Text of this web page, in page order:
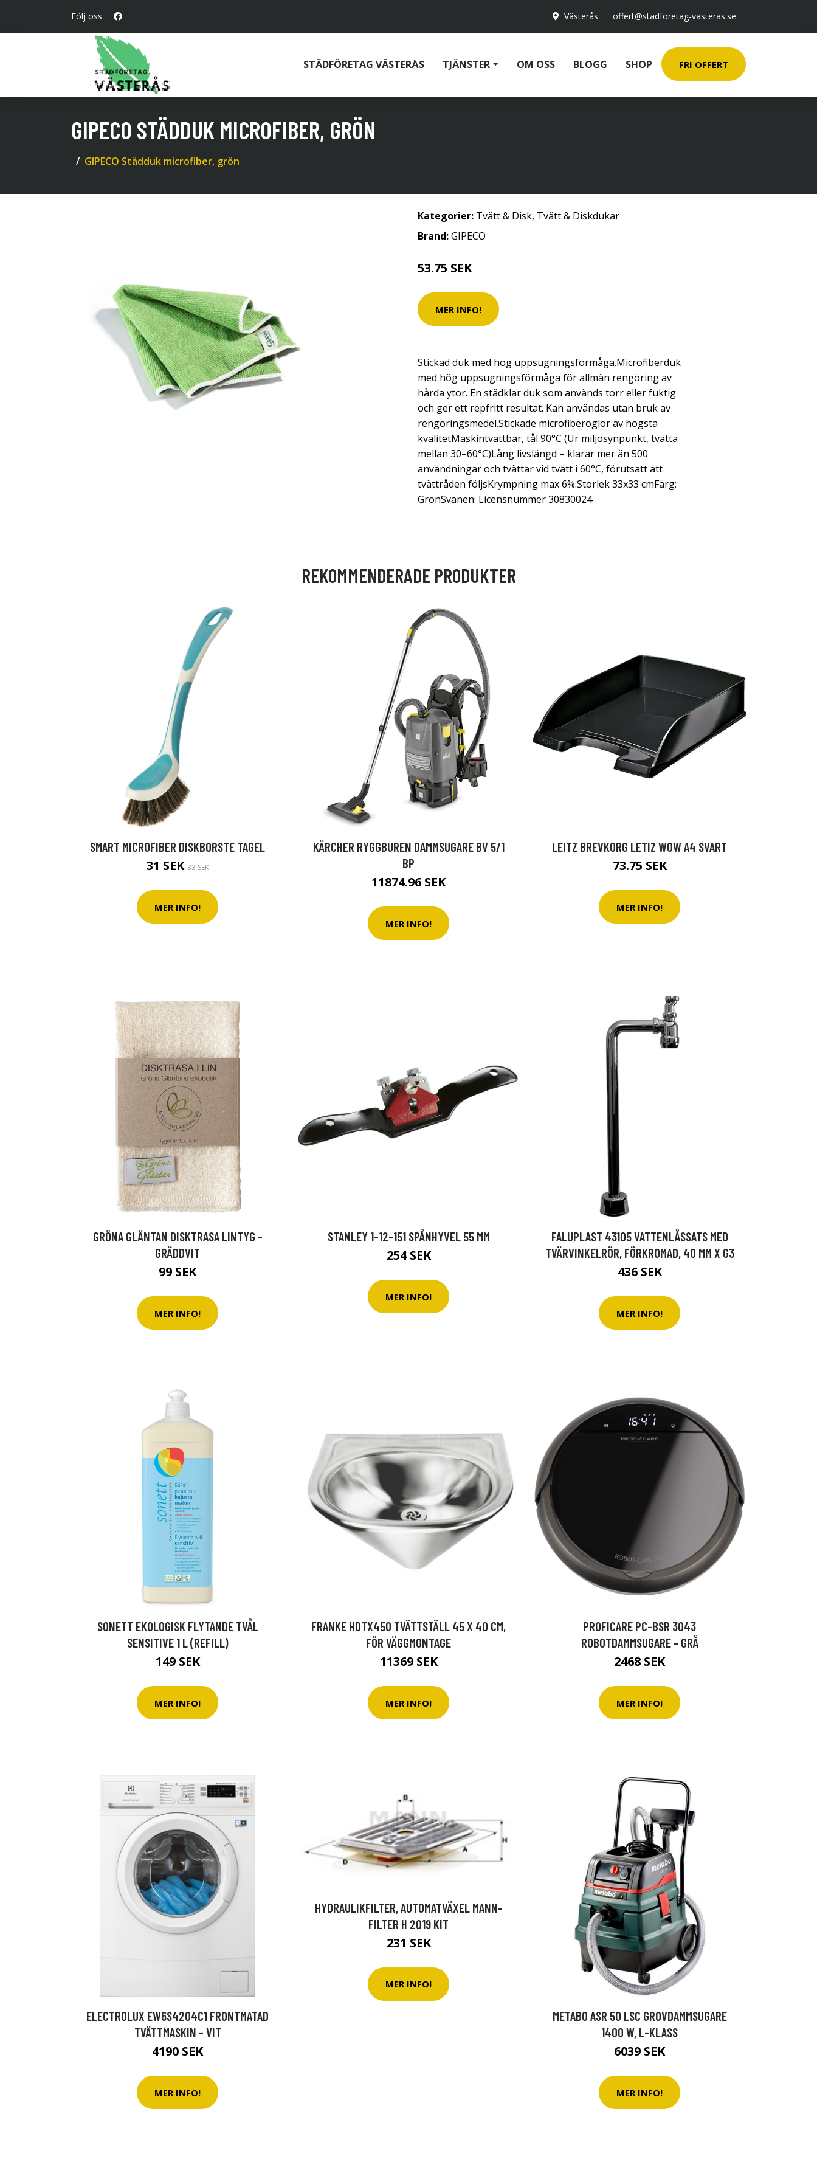
Följ oss: Västerås offert@stadforetag-vasteras.se
STÄDFÖRETAG VÄSTERÅS TJÄNSTER OM OSS BLOGG SHOP FRI OFFERT
GIPECO STÄDDUK MICROFIBER, GRÖN
GIPECO Städduk microfiber, grön
Kategorier: Tvätt & Disk, Tvätt & Diskdukar
Brand:GIPECO
53.75 SEK
MER INFO!
Stickad duk med hög uppsugningsförmåga.Microfiberduk
med hög uppsugningsförmåga för allmän rengöring av
hårda ytor. En städklar duk som används torr eller fuktig
och ger ett repfritt resultat. Kan användas utan bruk av
rengöringsmedel.Stickade microfiberöglor av högsta
kvalitetMaskintvättbar, tål 90°C (Ur miljösynpunkt, tvätta
mellan 30–60°C)Lång livslängd – klarar mer än 500
användningar och tvättar vid tvätt i 60°C, förutsatt att
tvättråden följsKrympning max 6%.Storlek 33x33 cmFärg:
GrönSvanen: Licensnummer 30830024
REKOMMENDERADE PRODUKTER
SMART MICROFIBER DISKBORSTE TAGEL
31 SEK33 SEK
MER INFO!
KÄRCHER RYGGBUREN DAMMSUGARE BV 5/1
BP
11874.96 SEK
MER INFO!
LEITZ BREVKORG LETIZ WOW A4 SVART
73.75 SEK
MER INFO!
GRÖNA GLÄNTAN DISKTRASA LINTYG -
GRÄDDVIT
99 SEK
MER INFO!
STANLEY 1-12-151 SPÅNHYVEL 55 MM
254 SEK
MER INFO!
FALUPLAST 43105 VATTENLÅSSATS MED
TVÄRVINKELRÖR, FÖRKROMAD, 40 MM X G3
436 SEK
MER INFO!
SONETT EKOLOGISK FLYTANDE TVÅL
SENSITIVE 1 L (REFILL)
149 SEK
MER INFO!
FRANKE HDTX450 TVÄTTSTÄLL 45 X 40 CM,
FÖR VÄGGMONTAGE
11369 SEK
MER INFO!
PROFICARE PC-BSR 3043
ROBOTDAMMSUGARE - GRÅ
2468 SEK
MER INFO!
ELECTROLUX EW6S4204C1 FRONTMATAD
TVÄTTMASKIN - VIT
4190 SEK
MER INFO!
HYDRAULIKFILTER, AUTOMATVÄXEL MANN-
FILTER H 2019 KIT
231 SEK
MER INFO!
METABO ASR 50 LSC GROVDAMMSUGARE
1400 W, L-KLASS
6039 SEK
MER INFO!